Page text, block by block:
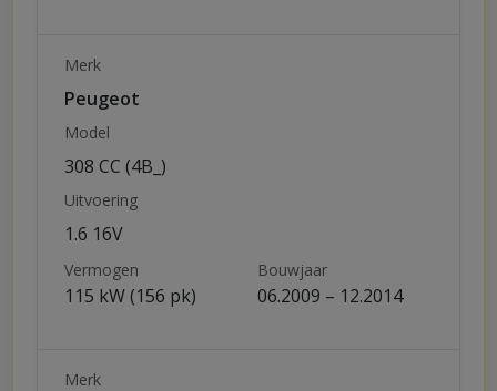
Merk
Peugeot
Model
308 CC (4B_)
Uitvoering
1.6 16V
Vermogen
115 kW (156 pk)
Bouwjaar
06.2009 – 12.2014
Merk